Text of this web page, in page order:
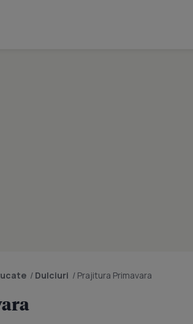
/ Dulciuri / Prajitura Primavara